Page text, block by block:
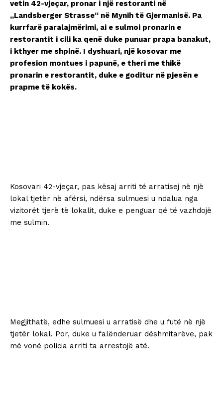
vetin 42-vjeçar, pronar i një restoranti në
„Landsberger Strasse“ në Mynih të Gjermanisë. Pa
kurrfarë paralajmërimi, ai e sulmoi pronarin e
restorantit i cili ka qenë duke punuar prapa banakut,
i kthyer me shpinë. I dyshuari, një kosovar me
profesion montues i papunë, e theri me thikë
pronarin e restorantit, duke e goditur në pjesën e
prapme të kokës.
Kosovari 42-vjeçar, pas kësaj arriti të arratisej në një
lokal tjetër në afërsi, ndërsa sulmuesi u ndalua nga
vizitorët tjerë të lokalit, duke e penguar që të vazhdojë
me sulmin.
Megjithatë, edhe sulmuesi u arratisë dhe u futë në një
tjetër lokal. Por, duke u falënderuar dëshmitarëve, pak
më vonë policia arriti ta arrestojë atë.